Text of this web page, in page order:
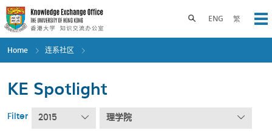
Skip
to
main
content
ENG 繁
Toggle search panel
Home 连系社区
KE Spotlight
Filter 2015 理学院